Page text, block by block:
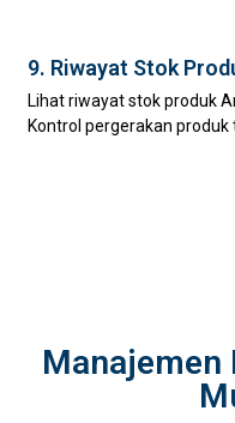
9. Riwayat Stok
Lihat riwayat stok produk
Kontrol pergerakan produk
Manajemen